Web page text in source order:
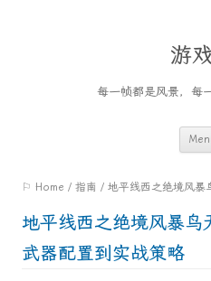
游
每一帧都是风景，每
⚐ Home / 指南 / 地平线西之绝境风暴鸟无
地平线西之绝境风暴鸟
武器配置到实战策略